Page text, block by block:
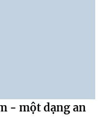
- một dạng an